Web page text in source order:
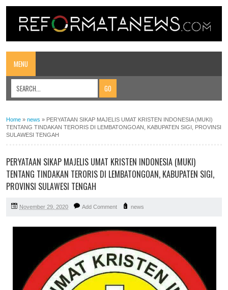
MENU
Home » news » PERYATAAN SIKAP MAJELIS UMAT KRISTEN INDONESIA (MUKI)
TENTANG TINDAKAN TERORIS DI LEMBATONGOAN, KABUPATEN SIGI, PROVINSI
SULAWESI TENGAH
PERYATAAN SIKAP MAJELIS UMAT KRISTEN INDONESIA (MUKI)
TENTANG TINDAKAN TERORIS DI LEMBATONGOAN, KABUPATEN SIGI,
PROVINSI SULAWESI TENGAH
November 29, 2020 Add Comment news